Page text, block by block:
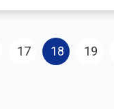
17 18 19